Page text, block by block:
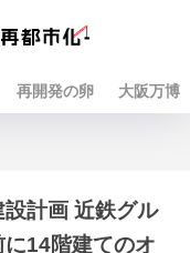
再開発の卵 大阪万博
設計画 近鉄グル
14階建てのオ